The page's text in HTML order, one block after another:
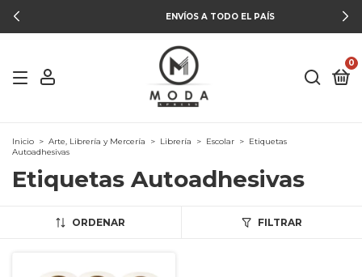
ENVÍOS A TODO EL PAÍS
0
Inicio > Arte, Librería y Mercería > Librería > Escolar > Etiquetas
Autoadhesivas
Etiquetas Autoadhesivas
ORDENAR FILTRAR